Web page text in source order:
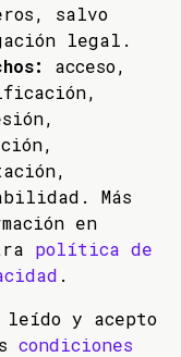
salvo
legal.
acceso,
Más
en
política de
.
leído y acepto
condiciones